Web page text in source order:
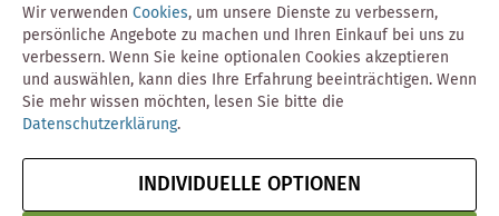
Magento-Agentur Y1 Digital AG
Vertrag widerrufen
Wir verwenden Cookies, um unsere Dienste zu verbessern,
persönliche Angebote zu machen und Ihren Einkauf bei uns zu
verbessern. Wenn Sie keine optionalen Cookies akzeptieren
und auswählen, kann dies Ihre Erfahrung beeinträchtigen. Wenn
Sie mehr wissen möchten, lesen Sie bitte die
Datenschutzerklärung.
INDIVIDUELLE OPTIONEN